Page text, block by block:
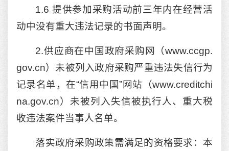
1.6 提供参加采购活动前三年内在经营活
动中没有重大违法记录的书面声明。
2.供应商在中国政府采购网（www.ccgp.
gov.cn）未被列入政府采购严重违法失信行为
记录名单，在“信用中国”网站（www.creditchi
na.gov.cn）未被列入失信被执行人、重大税
收违法案件当事人名单。
落实政府采购政策需满足的资格要求：本